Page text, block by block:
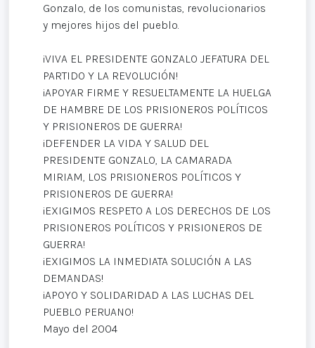
Gonzalo, de los comunistas, revolucionarios
y mejores hijos del pueblo.
¡VIVA EL PRESIDENTE GONZALO JEFATURA DEL
PARTIDO Y LA REVOLUCIÓN!
¡APOYAR FIRME Y RESUELTAMENTE LA HUELGA
DE HAMBRE DE LOS PRISIONEROS POLÍTICOS
Y PRISIONEROS DE GUERRA!
¡DEFENDER LA VIDA Y SALUD DEL
PRESIDENTE GONZALO, LA CAMARADA
MIRIAM, LOS PRISIONEROS POLÍTICOS Y
PRISIONEROS DE GUERRA!
¡EXIGIMOS RESPETO A LOS DERECHOS DE LOS
PRISIONEROS POLÍTICOS Y PRISIONEROS DE
GUERRA!
¡EXIGIMOS LA INMEDIATA SOLUCIÓN A LAS
DEMANDAS!
¡APOYO Y SOLIDARIDAD A LAS LUCHAS DEL
PUEBLO PERUANO!
Mayo del 2004